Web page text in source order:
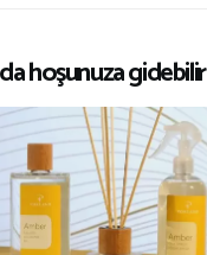
hoşunuza gidebilir